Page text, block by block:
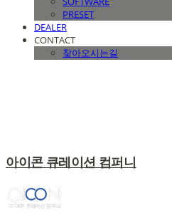
PRESET
DEALER
CONTACT
찾아오시는길
아이콘 큐레이션 컴퍼니